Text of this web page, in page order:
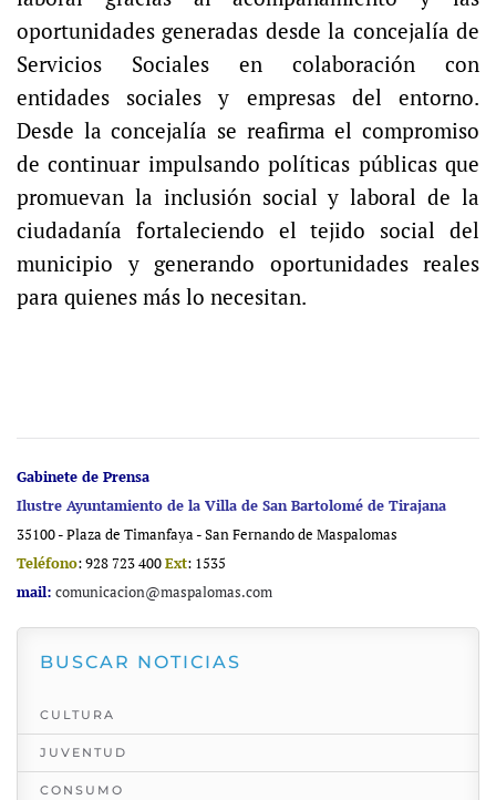
oportunidades generadas desde la concejalía de
Servicios Sociales en colaboración con
entidades sociales y empresas del entorno.
Desde la concejalía se reafirma el compromiso
de continuar impulsando políticas públicas que
promuevan la inclusión social y laboral de la
ciudadanía fortaleciendo el tejido social del
municipio y generando oportunidades reales
para quienes más lo necesitan.
Gabinete de Prensa
Ilustre Ayuntamiento de la Villa de San Bartolomé de Tirajana
35100 - Plaza de Timanfaya - San Fernando de Maspalomas
Teléfono: 928 723 400Ext: 1535
mail: comunicacion@maspalomas.com
BUSCAR NOTICIAS
CULTURA
JUVENTUD
CONSUMO